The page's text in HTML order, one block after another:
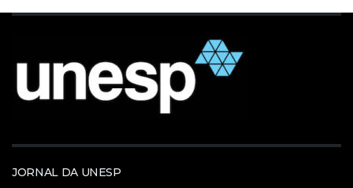
JORNAL DA UNESP